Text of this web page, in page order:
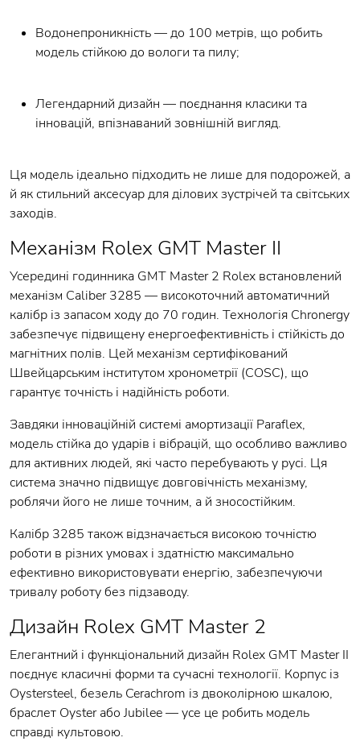
Водонепроникність — до 100 метрів, що робить
модель стійкою до вологи та пилу;
Легендарний дизайн — поєднання класики та
інновацій, впізнаваний зовнішній вигляд.
Ця модель ідеально підходить не лише для подорожей, а
й як стильний аксесуар для ділових зустрічей та світських
заходів.
Механізм Rolex GMT Master II
Усередині годинника GMT Master 2 Rolex встановлений
механізм Caliber 3285 — високоточний автоматичний
калібр із запасом ходу до 70 годин. Технологія Chronergy
забезпечує підвищену енергоефективність і стійкість до
магнітних полів. Цей механізм сертифікований
Швейцарським інститутом хронометрії (COSC), що
гарантує точність і надійність роботи.
Завдяки інноваційній системі амортизації Paraflex,
модель стійка до ударів і вібрацій, що особливо важливо
для активних людей, які часто перебувають у русі. Ця
система значно підвищує довговічність механізму,
роблячи його не лише точним, а й зносостійким.
Калібр 3285 також відзначається високою точністю
роботи в різних умовах і здатністю максимально
ефективно використовувати енергію, забезпечуючи
тривалу роботу без підзаводу.
Дизайн Rolex GMT Master 2
Елегантний і функціональний дизайн Rolex GMT Master II
поєднує класичні форми та сучасні технології. Корпус із
Oystersteel, безель Cerachrom із двоколірною шкалою,
браслет Oyster або Jubilee — усе це робить модель
справді культовою.